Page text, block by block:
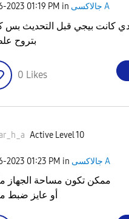
2023 01:19 PM in جالاكسى A
كانت بيجي قبل التحديث بس
بتروح
0 Likes
Active Level 10
2023 01:23 PM in جالاكسى A
ممكن تكون مساحة الجهاز
أو عايز ضبط